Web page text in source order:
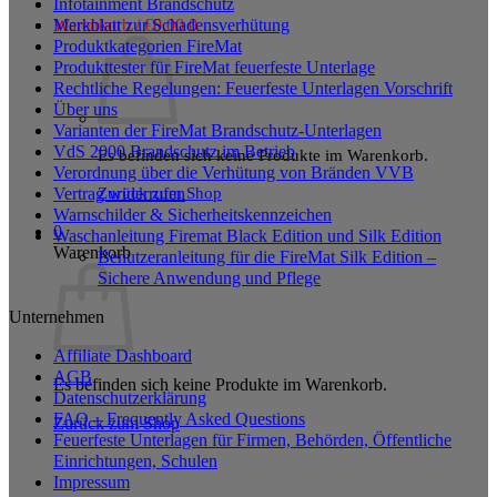
Warenkorb /€0,00 0
Es befinden sich keine Produkte im Warenkorb.
Zurück zum Shop
0
Warenkorb
Es befinden sich keine Produkte im Warenkorb.
Zurück zum Shop
Infotainment Brandschutz
Merkblatt zur Schadensverhütung
Produktkategorien FireMat
Produkttester für FireMat feuerfeste Unterlage
Rechtliche Regelungen: Feuerfeste Unterlagen Vorschrift
Über uns
Varianten der FireMat Brandschutz-Unterlagen
VdS 2000 Brandschutz im Betrieb
Verordnung über die Verhütung von Bränden VVB
Vertrag widerrufen
Warnschilder & Sicherheitskennzeichen
Waschanleitung Firemat Black Edition und Silk Edition
Benutzeranleitung für die FireMat Silk Edition –
Sichere Anwendung und Pflege
Unternehmen
Affiliate Dashboard
AGB
Datenschutzerklärung
FAQ – Frequently Asked Questions
Feuerfeste Unterlagen für Firmen, Behörden, Öffentliche
Einrichtungen, Schulen
Impressum